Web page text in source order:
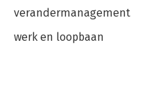
verandermanagement
werk en loopbaan